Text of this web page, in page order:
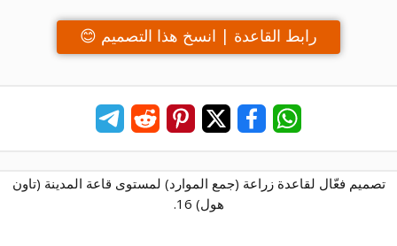
رابط القاعدة | انسخ هذا التصميم 😊
تصميم فعّال لقاعدة زراعة (جمع الموارد) لمستوى قاعة المدينة (تاون
هول) 16.